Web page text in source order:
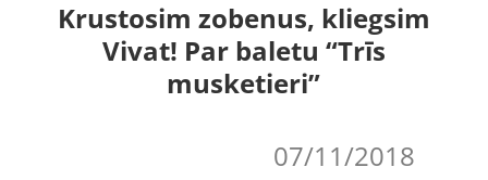
Krustosim zobenus, kliegsim
Vivat! Par baletu “Trīs
musketieri”
07/11/2018